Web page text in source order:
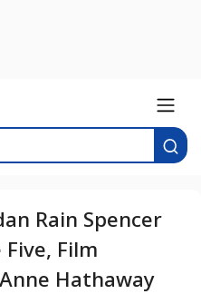
Rain Spencer
Film
Hathaway